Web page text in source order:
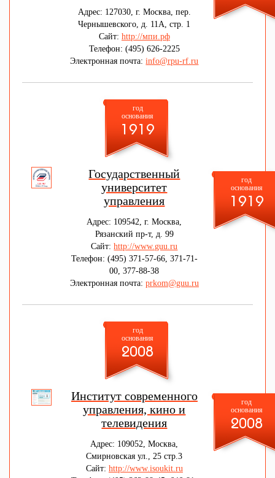
Адрес: 127030, г. Москва, пер.
Чернышевского, д. 11А, стр. 1
Сайт: http://мпи.рф
Телефон: (495) 626-2225
Электронная почта:info@rpu-rf.ru
год
основания
1919
Государственный
университет
управления
Адрес: 109542, г. Москва,
Рязанский пр-т, д. 99
Сайт:http://www.guu.ru
Телефон: (495) 371-57-66, 371-71-
00, 377-88-38
Электронная почта: prkom@guu.ru
год
основания
1919
год
основания
2008
Институт современного
управления, кино и
телевидения
Адрес: 109052, Москва,
Смирновская ул., 25 стр.3
Сайт: http://www.isoukit.ru
год
основания
2008